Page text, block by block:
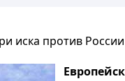
иска против России